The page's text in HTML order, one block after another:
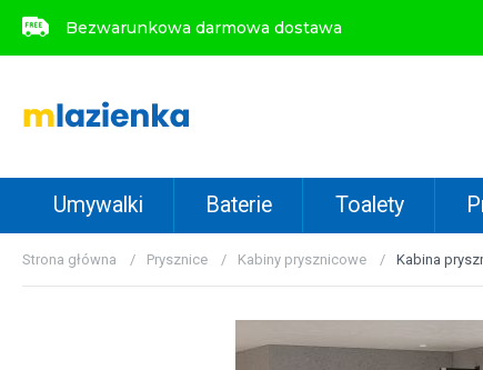
Bezwarunkowa darmowa dostawa
Umywalki Baterie Toalety
Strona główna Prysznice Kabiny prysznicowe Kabina